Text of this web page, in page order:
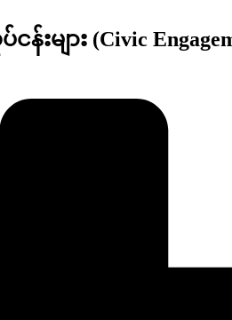
ျား (Civic